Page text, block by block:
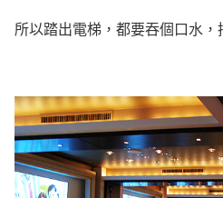
所以踏出電梯，都要吞個口水